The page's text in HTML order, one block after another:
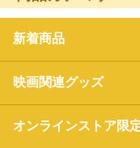
新着商品
映画関連グッズ
オンラインストア限